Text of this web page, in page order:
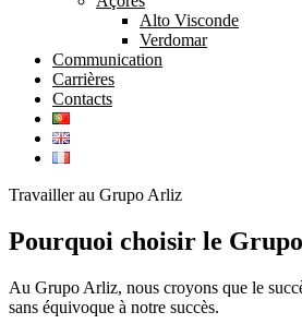
Alto Visconde
Verdomar
Communication
Carrières
Contacts
Travailler au Grupo Arliz
Pourquoi choisir le
Au Grupo Arliz, nous croyons que le
sans équivoque à notre succès.